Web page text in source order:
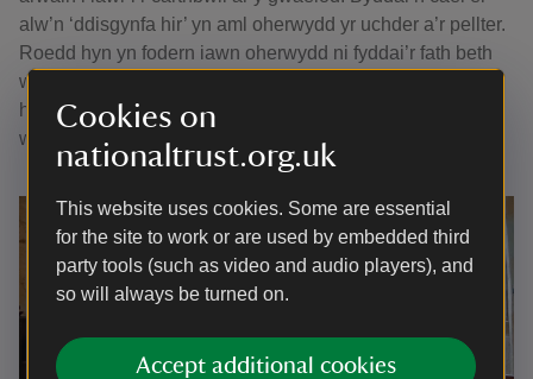
Cookies on
nationaltrust.org.uk
This website uses cookies. Some are essential
for the site to work or are used by embedded third
party tools (such as video and audio players), and
so will always be turned on.
Accept additional cookies
alw’n ‘ddisgynfa hir’ yn aml oherwydd yr uchder a’r pellter.
Roedd hyn yn fodern iawn oherwydd ni fyddai’r fath beth
wedi’i weld mewn llawer o dai. Y peth agosaf at hyn
heddiw fyddai ystafell ensuite wedi’i chysylltu â’ch ystafell
wely.